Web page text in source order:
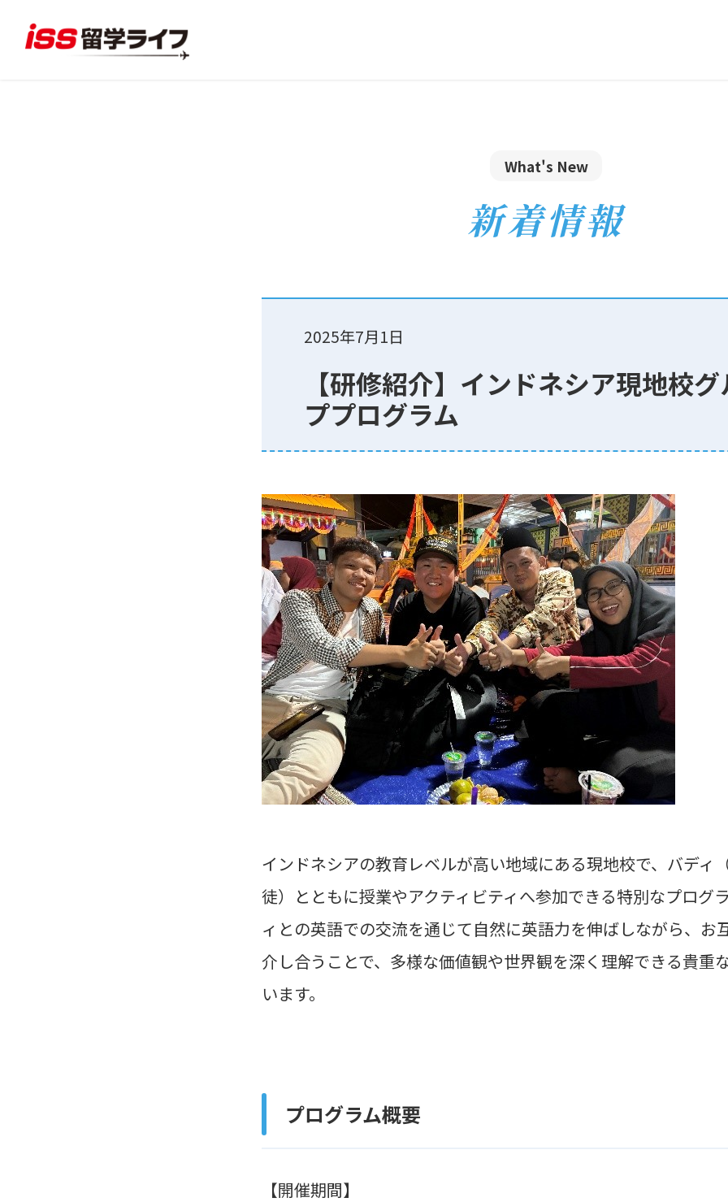
What's New
新着情報
2025年7月1日
【研修紹介】インドネシア現地校
ププログラム
インドネシアの教育レベルが高い地域にある現地校で、バディ
徒）とともに授業やアクティビティへ参加できる特別なプログ
ィとの英語での交流を通じて自然に英語力を伸ばしながら、お
介し合うことで、多様な価値観や世界観を深く理解できる貴重
います。
プログラム概要
【開催期間】